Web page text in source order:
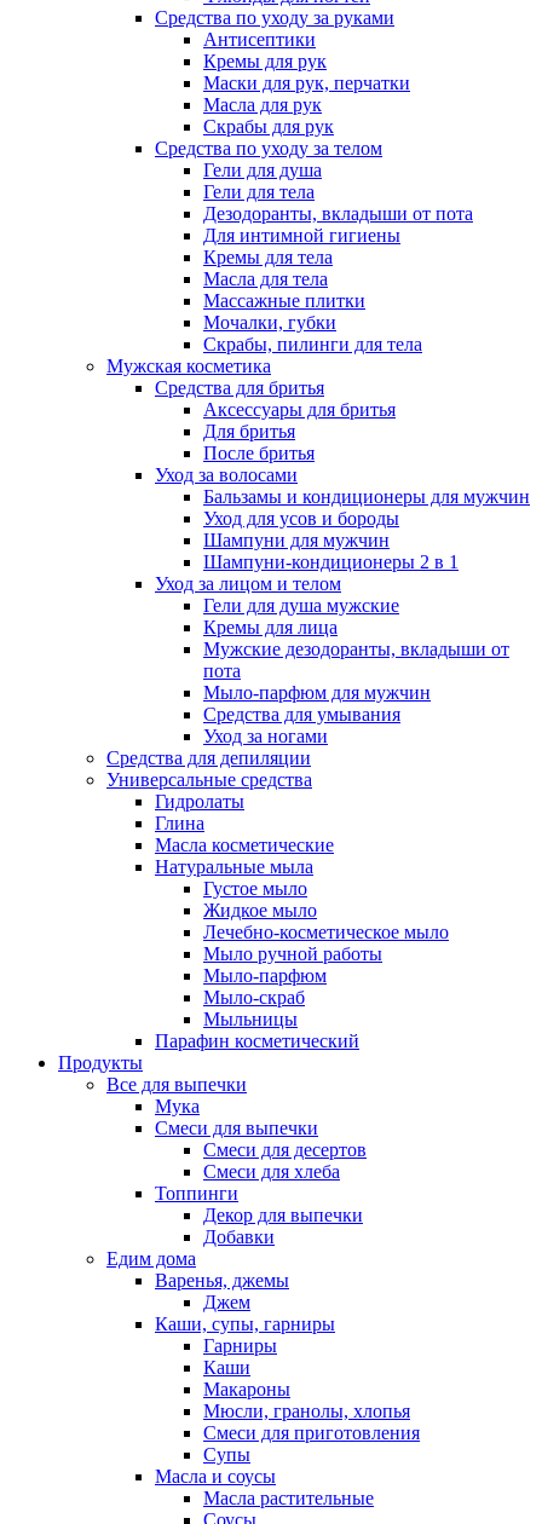
Средства по уходу за руками
Антисептики
Кремы для рук
Маски для рук, перчатки
Масла для рук
Скрабы для рук
Средства по уходу за телом
Гели для душа
Гели для тела
Дезодоранты, вкладыши от пота
Для интимной гигиены
Кремы для тела
Масла для тела
Массажные плитки
Мочалки, губки
Скрабы, пилинги для тела
Мужская косметика
Средства для бритья
Аксессуары для бритья
Для бритья
После бритья
Уход за волосами
Бальзамы и кондиционеры для мужчин
Уход для усов и бороды
Шампуни для мужчин
Шампуни-кондиционеры 2 в 1
Уход за лицом и телом
Гели для душа мужские
Кремы для лица
Мужские дезодоранты, вкладыши от
пота
Мыло-парфюм для мужчин
Средства для умывания
Уход за ногами
Средства для депиляции
Универсальные средства
Гидролаты
Глина
Масла косметические
Натуральные мыла
Густое мыло
Жидкое мыло
Лечебно-косметическое мыло
Мыло ручной работы
Мыло-парфюм
Мыло-скраб
Мыльницы
Парафин косметический
Продукты
Все для выпечки
Мука
Смеси для выпечки
Смеси для десертов
Смеси для хлеба
Топпинги
Декор для выпечки
Добавки
Едим дома
Варенья, джемы
Джем
Каши, супы, гарниры
Гарниры
Каши
Макароны
Мюсли, гранолы, хлопья
Смеси для приготовления
Супы
Масла и соусы
Масла растительные
Соусы